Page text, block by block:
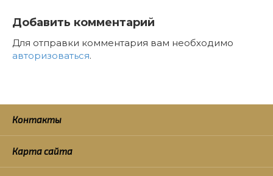
Добавить комментарий
Для отправки комментария вам необходимо
авторизоваться.
Контакты
Карта сайта